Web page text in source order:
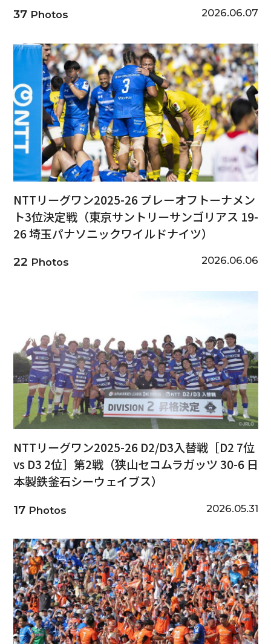
37Photos 2026.06.07
NTTリーグワン2025-26 プレーオフトーナメン
ト3位決定戦（東京サントリーサンゴリアス 19-
26 埼玉パナソニックワイルドナイツ）
22 Photos 2026.06.06
NTTリーグワン2025-26 D2/D3入替戦［D2 7位
vs D3 2位］第2戦（狭山セコムラガッツ 30-6 日
本製鉄釜石シーウェイブス）
17Photos 2026.05.31